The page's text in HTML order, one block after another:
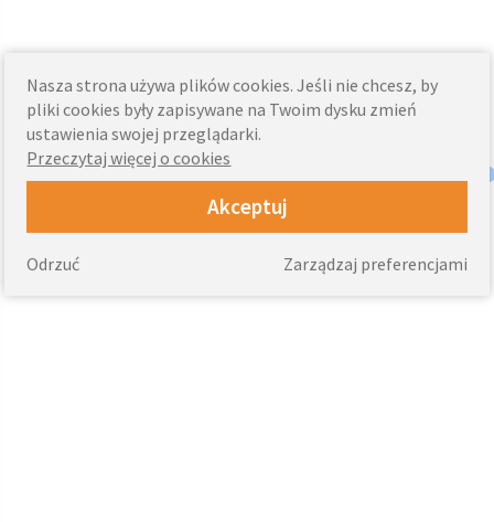
Nasza strona używa plików cookies. Jeśli nie chcesz, by
pliki cookies były zapisywane na Twoim dysku zmień
ustawienia swojej przeglądarki.
Przeczytaj więcej o cookies
Akceptuj
Zarządzaj preferencjami
Odrzuć